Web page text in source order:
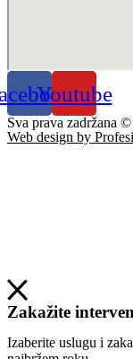
Youtube
Sva prava zadržana
Web design by
Zakažite
Izaberite uslugu i